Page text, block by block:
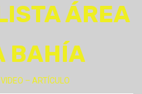
ÁREA
BAHÍA
– ARTÍCULO